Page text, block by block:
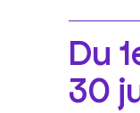
Du
30